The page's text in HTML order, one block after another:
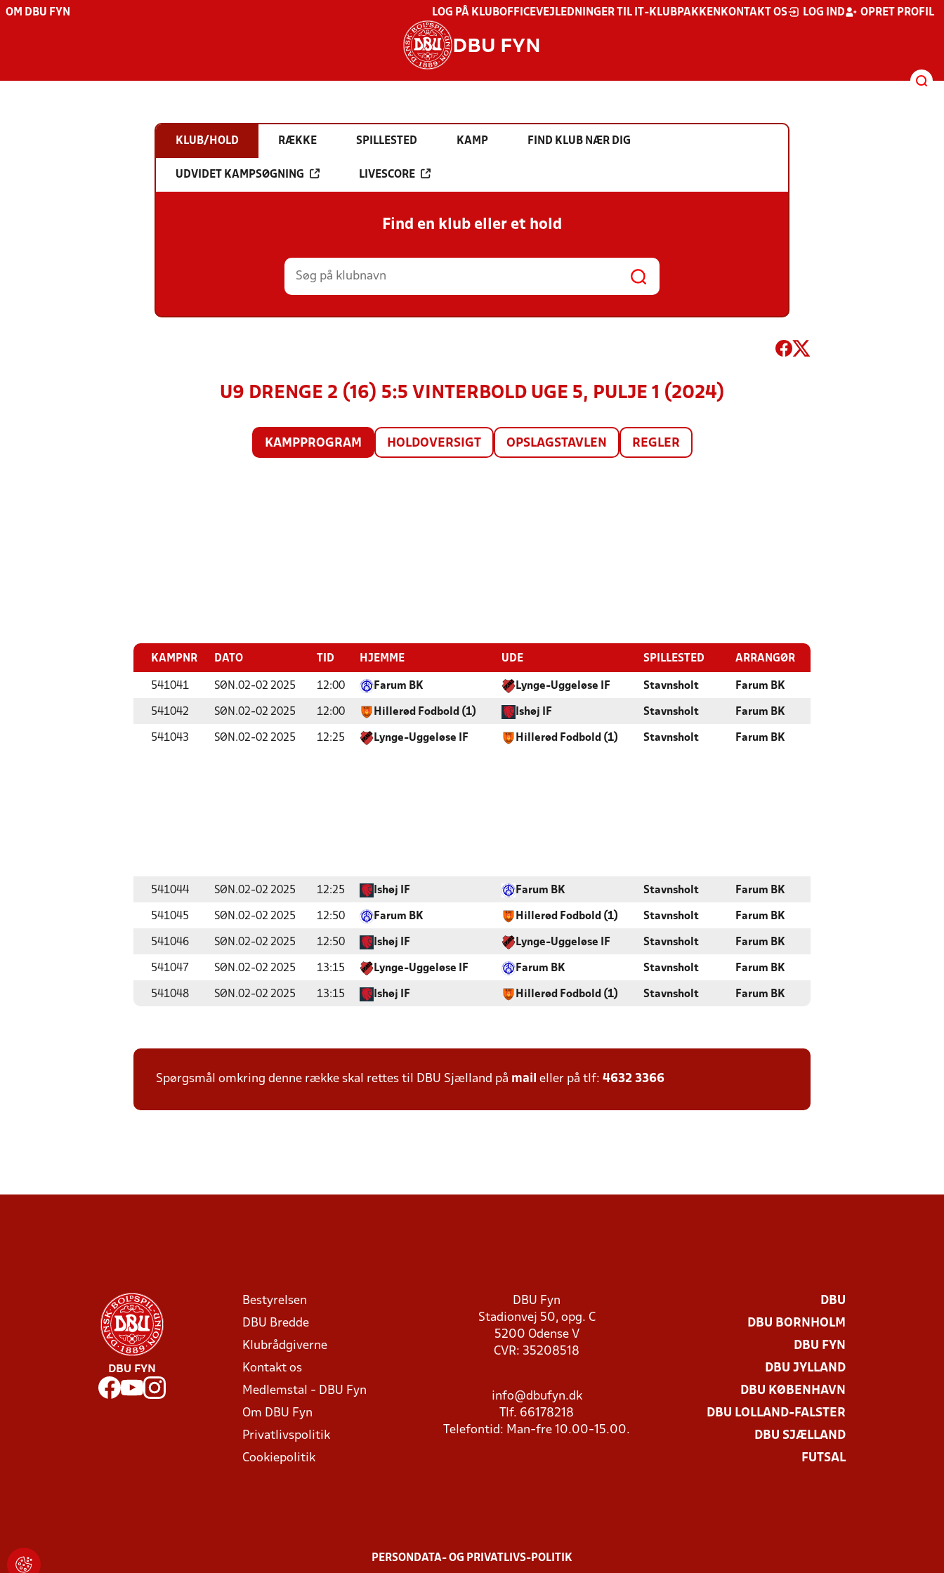
OM DBU FYN LOG PÅ KLUBOFFICEVEJLEDNINGER TIL IT-KLUBPAKKEN KONTAKT OS LOG IND OPRET PROFIL
DBU FYN
KLUB/HOLD RÆKKE SPILLESTED KAMP FIND KLUB NÆR DIG
UDVIDET KAMPSØGNING LIVESCORE
Find en klub eller et hold
U9 DRENGE 2 (16) 5:5 VINTERBOLD UGE 5, PULJE 1 (2024)
KAMPPROGRAM HOLDOVERSIGT OPSLAGSTAVLEN REGLER
KAMPNR DATO TID HJEMME UDE SPILLESTED ARRANGØR
541041 SØN.02-02 2025 12:00 Farum BK Lynge-Uggeløse IF Stavnsholt Farum BK
541042 SØN.02-02 2025 12:00 Hillerød Fodbold (1) Ishøj IF Stavnsholt Farum BK
541043 SØN.02-02 2025 12:25 Lynge-Uggeløse IF Hillerød Fodbold (1) Stavnsholt Farum BK
541044 SØN.02-02 2025 12:25 Ishøj IF Farum BK Stavnsholt Farum BK
541045 SØN.02-02 2025 12:50 Farum BK Hillerød Fodbold (1) Stavnsholt Farum BK
541046 SØN.02-02 2025 12:50 Ishøj IF Lynge-Uggeløse IF Stavnsholt Farum BK
541047 SØN.02-02 2025 13:15 Lynge-Uggeløse IF Farum BK Stavnsholt Farum BK
541048 SØN.02-02 2025 13:15 Ishøj IF Hillerød Fodbold (1) Stavnsholt Farum BK
Spørgsmål omkring denne række skal rettes til DBU Sjælland på mail eller på tlf: 4632 3366
DBU FYN
Bestyrelsen
DBU Bredde
Klubrådgiverne
Kontakt os
Medlemstal - DBU Fyn
Om DBU Fyn
Privatlivspolitik
Cookiepolitik
DBU Fyn
Stadionvej 50, opg. C
5200 Odense V
CVR: 35208518
info@dbufyn.dk
Tlf. 66178218
Telefontid: Man-fre 10.00-15.00.
DBU
DBU BORNHOLM
DBU FYN
DBU JYLLAND
DBU KØBENHAVN
DBU LOLLAND-FALSTER
DBU SJÆLLAND
FUTSAL
PERSONDATA- OG PRIVATLIVS-POLITIK